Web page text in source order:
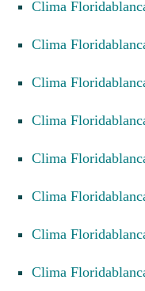
Clima
Clima
Clima
Clima
Clima
Clima
Clima
Clima